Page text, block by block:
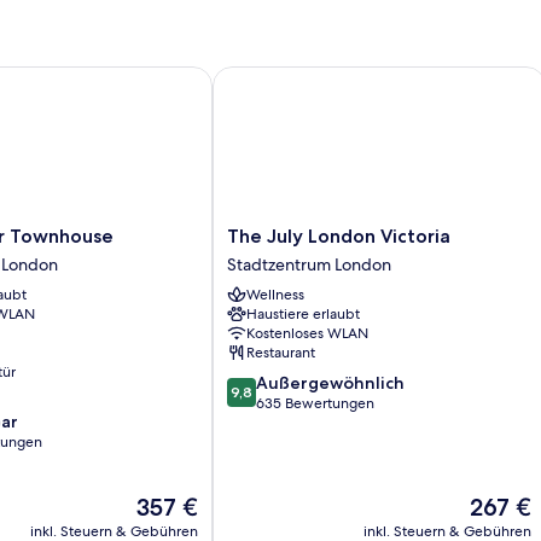
Townhouse
Der
Preis
357 €
inkl. Steuern & Gebühren
The
July
London
Victoria
Stadtzentrum
London
The July London Victoria
Stadtzentrum London
Wellness
Haustiere erlaubt
Kostenloses WLAN
Restaurant
9.8
von
9,8 Außergewöhnlich
635 Bewertungen
Der
Preis
267 €
inkl. Steuern & Gebühren
The July London Victoria